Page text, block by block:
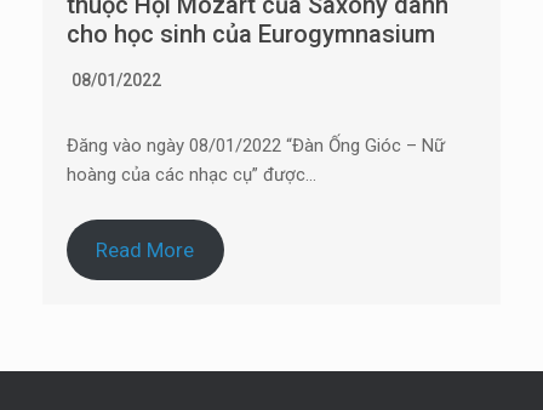
cho học sinh của Eurogymnasium
08/01/2022
Đăng vào ngày 08/01/2022 “Đàn Ống Gióc – Nữ
hoàng của các nhạc cụ” được…
Read More